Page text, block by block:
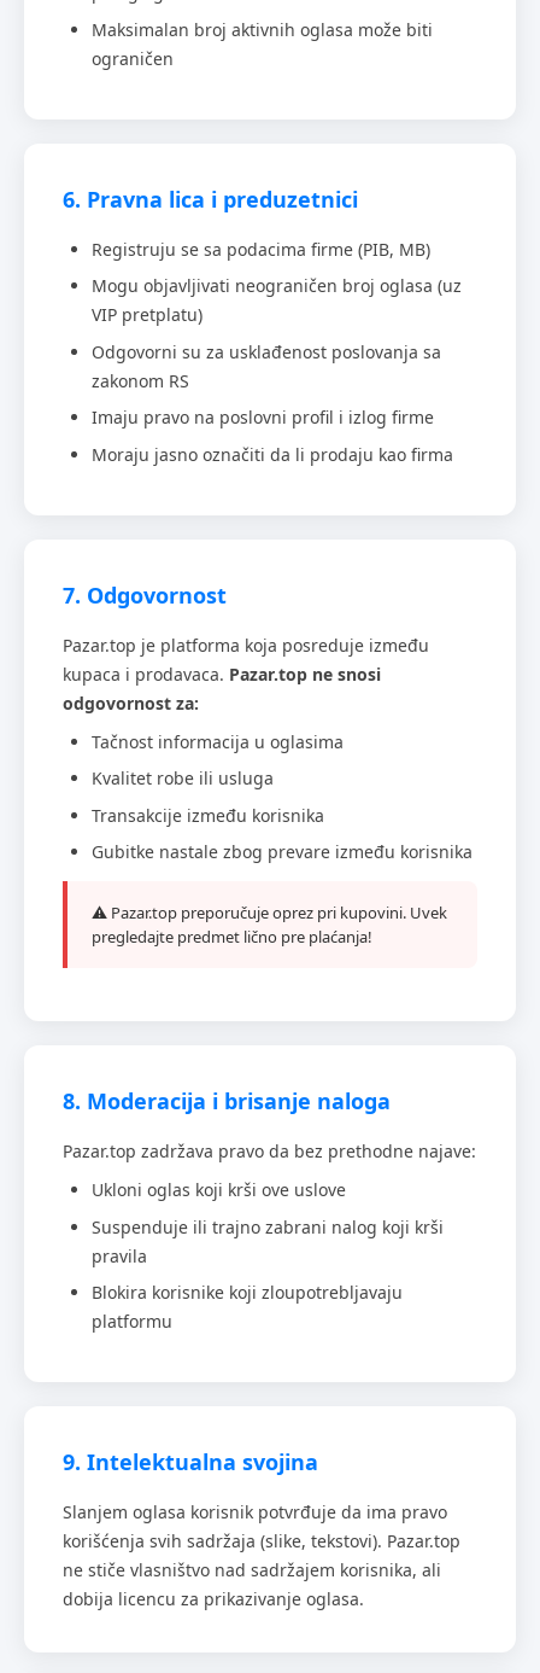
Maksimalan broj aktivnih oglasa može biti
ograničen
6. Pravna lica i preduzetnici
Registruju se sa podacima firme (PIB, MB)
Mogu objavljivati neograničen broj oglasa (uz
VIP pretplatu)
Odgovorni su za usklađenost poslovanja sa
zakonom RS
Imaju pravo na poslovni profil i izlog firme
Moraju jasno označiti da li prodaju kao firma
7. Odgovornost
Pazar.top je platforma koja posreduje između
kupaca i prodavaca. Pazar.top ne snosi
odgovornost za:
Tačnost informacija u oglasima
Kvalitet robe ili usluga
Transakcije između korisnika
Gubitke nastale zbog prevare između korisnika
⚠️ Pazar.top preporučuje oprez pri kupovini. Uvek
pregledajte predmet lično pre plaćanja!
8. Moderacija i brisanje naloga
Pazar.top zadržava pravo da bez prethodne najave:
Ukloni oglas koji krši ove uslove
Suspenduje ili trajno zabrani nalog koji krši
pravila
Blokira korisnike koji zloupotrebljavaju
platformu
9. Intelektualna svojina
Slanjem oglasa korisnik potvrđuje da ima pravo
korišćenja svih sadržaja (slike, tekstovi). Pazar.top
ne stiče vlasništvo nad sadržajem korisnika, ali
dobija licencu za prikazivanje oglasa.